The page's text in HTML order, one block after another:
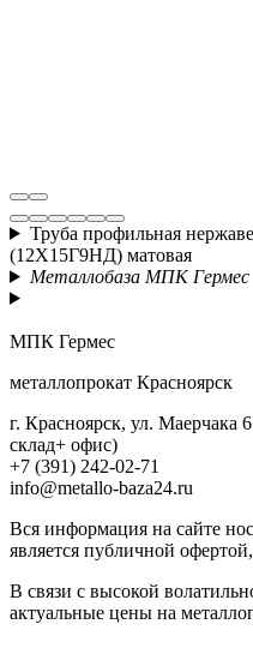
Труба профильная
(12Х15Г9НД) матовая
Металлобаза МПК Гермес
МПК Гермес
металлопрокат Красноярск
г. Красноярск, ул. Маерчака
склад+ офис)
+7 (391) 242-02-71
info@metallo-baza24.ru
Вся информация на сайте
является публичной
В связи с высокой
актуальные цены на